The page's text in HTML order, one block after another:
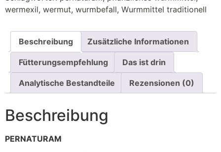
wermexil, wermut, wurmbefall, Wurmmittel traditionell
Beschreibung Zusätzliche Informationen
Fütterungsempfehlung Das ist drin
Analytische Bestandteile Rezensionen (0)
Beschreibung
PERNATURAM